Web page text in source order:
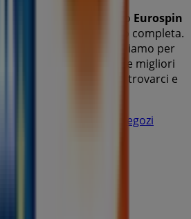
di visitare il negozio Eurospin
di acquisto completa.
le promozioni che abbiamo per
rimanere aggiornato sulle migliori
. Vieni a trovarci e
stesso!
Viaggi
Vedi altri negozi